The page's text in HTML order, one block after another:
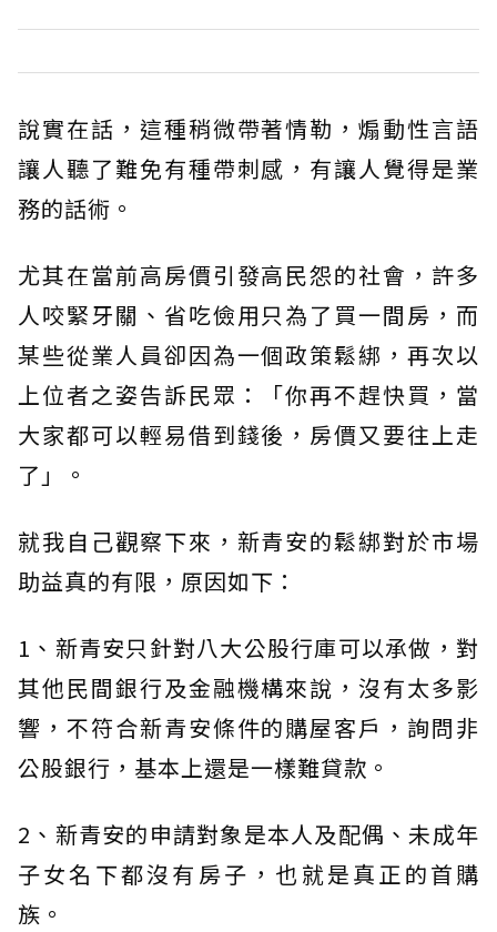
說實在話，這種稍微帶著情勒，煽動性言語
讓人聽了難免有種帶刺感，有讓人覺得是業
務的話術。
尤其在當前高房價引發高民怨的社會，許多
人咬緊牙關、省吃儉用只為了買一間房，而
某些從業人員卻因為一個政策鬆綁，再次以
上位者之姿告訴民眾：「你再不趕快買，當
大家都可以輕易借到錢後，房價又要往上走
了」。
就我自己觀察下來，新青安的鬆綁對於市場
助益真的有限，原因如下：
1、新青安只針對八大公股行庫可以承做，對
其他民間銀行及金融機構來說，沒有太多影
響，不符合新青安條件的購屋客戶，詢問非
公股銀行，基本上還是一樣難貸款。
2、新青安的申請對象是本人及配偶、未成年
子女名下都沒有房子，也就是真正的首購
族。